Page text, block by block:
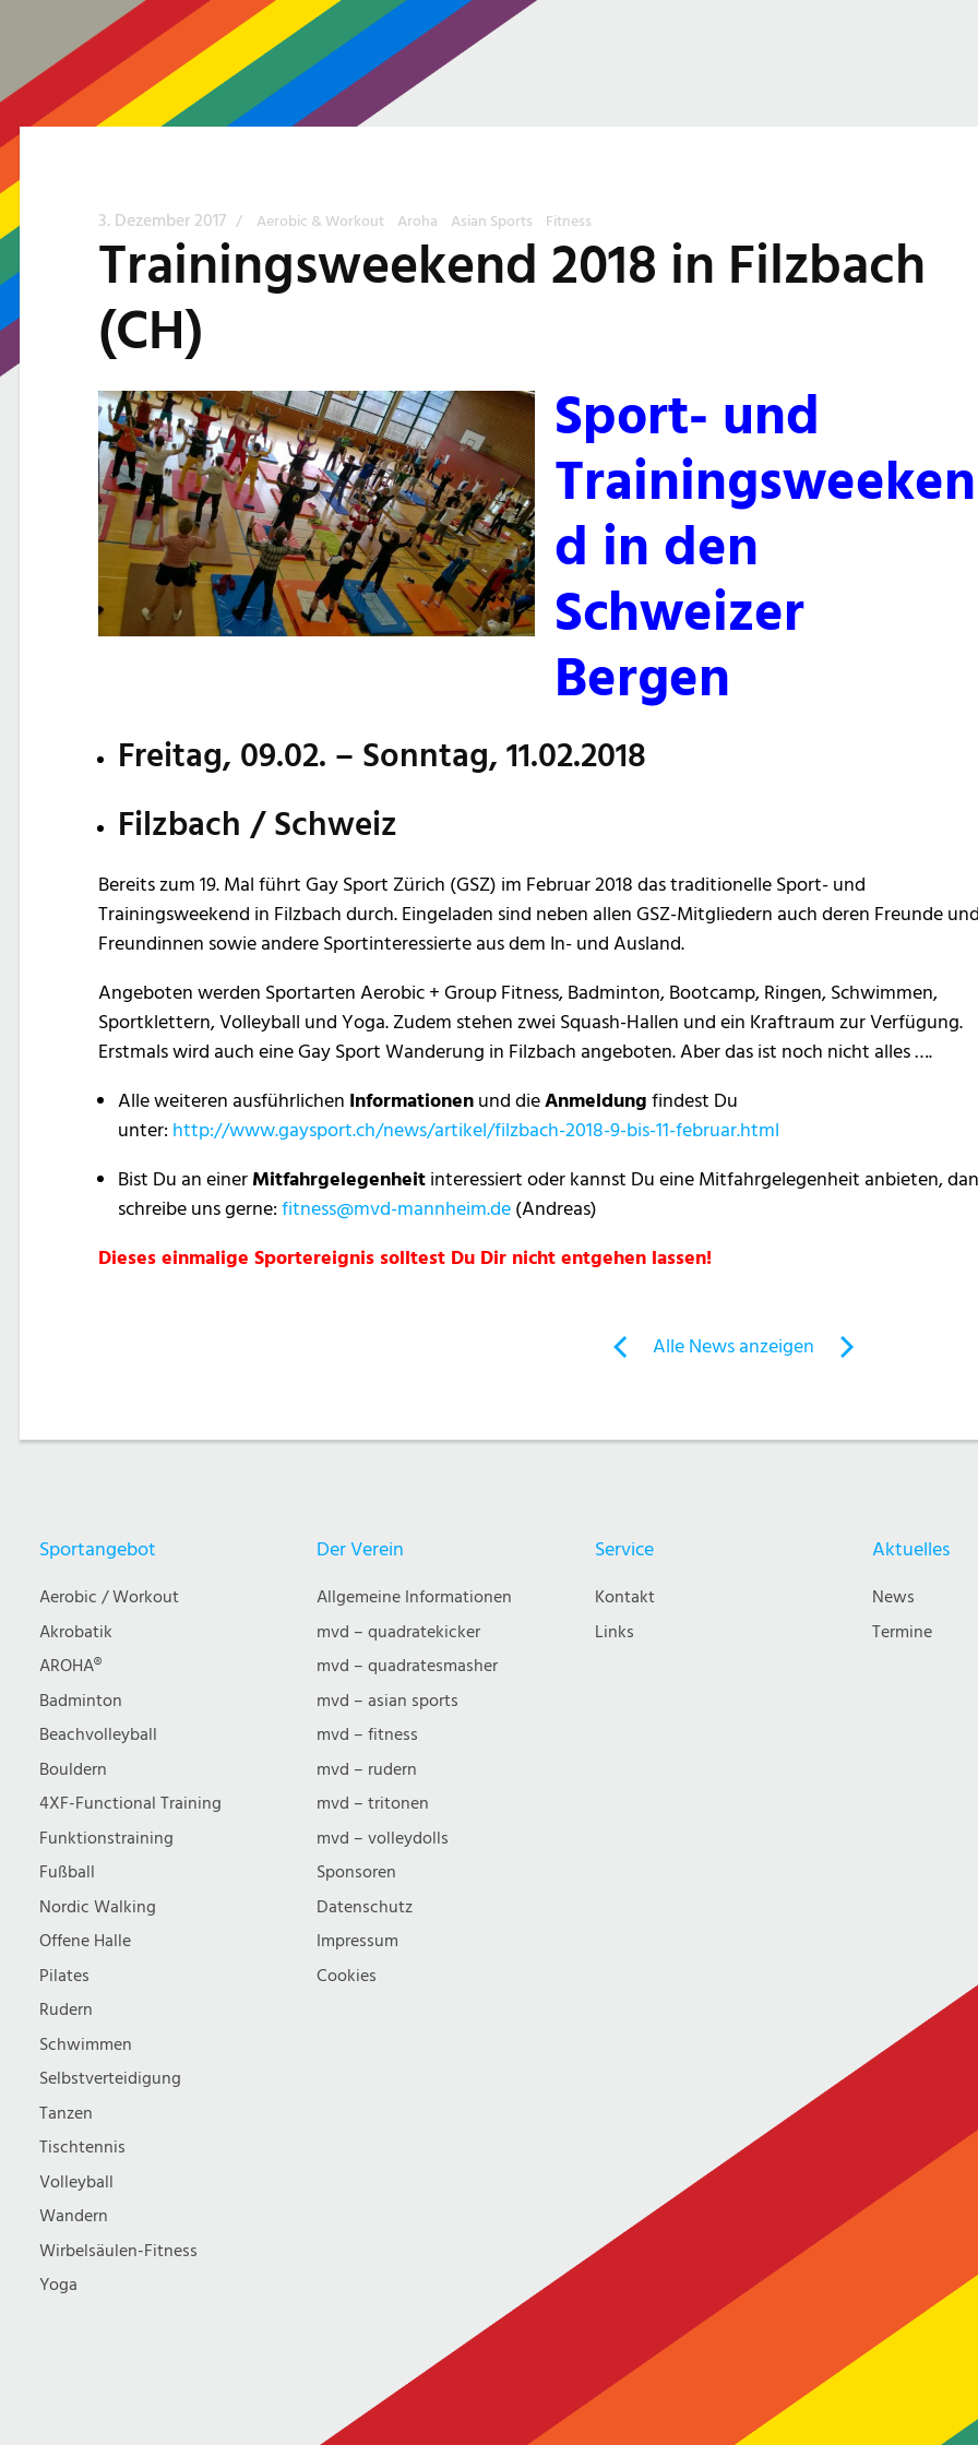
3. Dezember 2017 / Aerobic & Workout Aroha Asian Sports Fitness
Trainingsweekend 2018 in Filzbach
(CH)
Sport- und
Trainingsweeken
d in den
Schweizer
Bergen
Freitag, 09.02. – Sonntag, 11.02.2018
Filzbach / Schweiz
Bereits zum 19. Mal führt Gay Sport Zürich (GSZ) im Februar 2018 das traditionelle Sport- und
Trainingsweekend in Filzbach durch. Eingeladen sind neben allen GSZ-Mitgliedern auch deren Freunde
Freundinnen sowie andere Sportinteressierte aus dem In- und Ausland.
Angeboten werden Sportarten Aerobic + Group Fitness, Badminton, Bootcamp, Ringen, Schwimmen,
Sportklettern, Volleyball und Yoga. Zudem stehen zwei Squash-Hallen und ein Kraftraum zur Verfügung.
Erstmals wird auch eine Gay Sport Wanderung in Filzbach angeboten. Aber das ist noch nicht alles ….
Alle weiteren ausführlichen Informationen und dieAnmeldung findest Du
unter: http://www.gaysport.ch/news/artikel/filzbach-2018-9-bis-11-februar.html
Bist Du an einer Mitfahrgelegenheit interessiert oder kannst Du eine Mitfahrgelegenheit anbieten,
schreibe uns gerne: fitness@mvd-mannheim.de (Andreas)
Dieses einmalige Sportereignis solltest Du Dir nicht entgehen lassen!
Alle News anzeigen
Sportangebot
Aerobic / Workout
Akrobatik
AROHA®
Badminton
Beachvolleyball
Bouldern
4XF-Functional Training
Funktionstraining
Fußball
Nordic Walking
Offene Halle
Pilates
Rudern
Schwimmen
Selbstverteidigung
Tanzen
Tischtennis
Volleyball
Wandern
Wirbelsäulen-Fitness
Yoga
Der Verein
Allgemeine Informationen
mvd – quadratekicker
mvd – quadratesmasher
mvd – asian sports
mvd – fitness
mvd – rudern
mvd – tritonen
mvd – volleydolls
Sponsoren
Datenschutz
Impressum
Cookies
Service
Kontakt
Links
Aktuelles
News
Termine